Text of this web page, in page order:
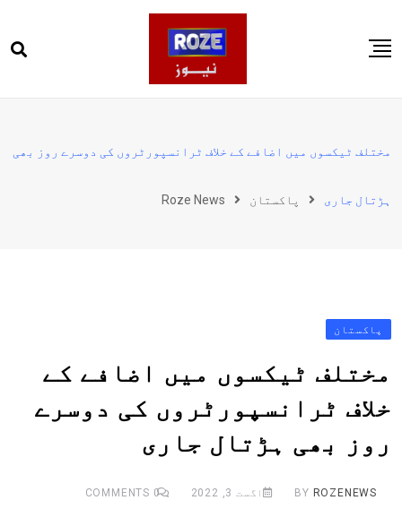
to
پاکستان
کھیل
مختلف ٹیکسوں میں اضافے کے خلاف ٹرانسپورٹروں کی دوسرے روز بھی
ہڑتال جاری پاکستان Roze News
پاکستان
مختلف ٹیکسوں میں اضافے کے
خلاف ٹرانسپورٹروں کی دوسرے
روز بھی ہڑتال جاری
BY ROZENEWS اگست 3, 2022 0